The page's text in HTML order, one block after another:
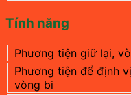
Tính năng
Phương tiện giữ lại,
Phương tiện để định
vòng bi